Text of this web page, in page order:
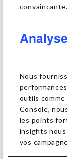
convaincante.
Nous
outils
Console,
les points
insights
vos